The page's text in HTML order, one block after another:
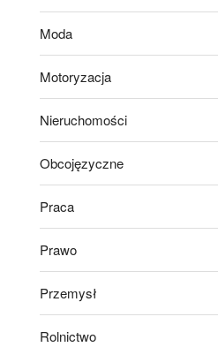
Moda
Motoryzacja
Nieruchomości
Obcojęzyczne
Praca
Prawo
Przemysł
Rolnictwo